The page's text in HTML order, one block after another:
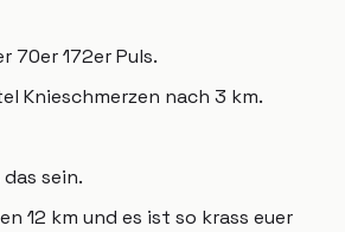
70er 172er Puls.
Knieschmerzen nach 3 km.
sein.
12 km und es ist so krass euer